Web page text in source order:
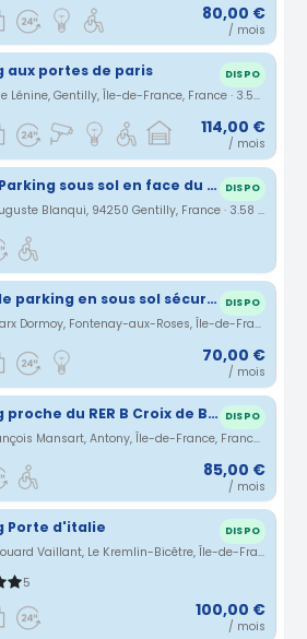
80,00 €
/ mois
aux portes de paris DISPO
90 Avenue Lénine, Gentilly, Île-de-France, France · 3.54 km
114,00 €
/ mois
Grand Parking sous sol en face du RER B -Gentilly DISPO
20 Rue Auguste Blanqui, 94250 Gentilly, France · 3.58 km
place de parking en sous sol sécurisé DISPO
27 Rue Marx Dormoy, Fontenay-aux-Roses, Île-de-France, France · 3.61 km
70,00 €
/ mois
Parking proche du RER B Croix de Berny à Antony DISPO
1 Allée François Mansart, Antony, Île-de-France, France · 3.61 km
85,00 €
/ mois
Porte d'italie DISPO
10 Rue Édouard Vaillant, Le Kremlin-Bicêtre, Île-de-France, France · 3.63 km
5
100,00 €
/ mois